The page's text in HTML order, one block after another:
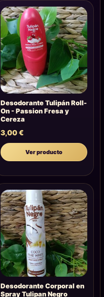
Desodorante Tulipán Roll-
On - Passion Fresa y
Cereza
3,00€
Ver producto
Desodorante Corporal en
Spray Tulipan Negro